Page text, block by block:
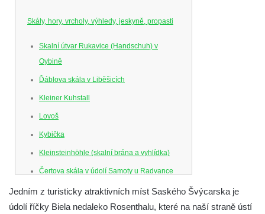
Skály, hory, vrcholy, výhledy, jeskyně, propasti
Skalní útvar Rukavice (Handschuh) v
Oybině
Ďáblova skála v Liběšicích
Kleiner Kuhstall
Lovoš
Kybička
Kleinsteinhöhle (skalní brána a vyhlídka)
Čertova skála v údolí Samoty u Radvance
Skalní branka pod rozhlednou Čáp v
Teplických skalách
Jedním z turisticky atraktivních míst Saského Švýcarska je
údolí říčky Biela nedaleko Rosenthalu, které na naší straně ústí